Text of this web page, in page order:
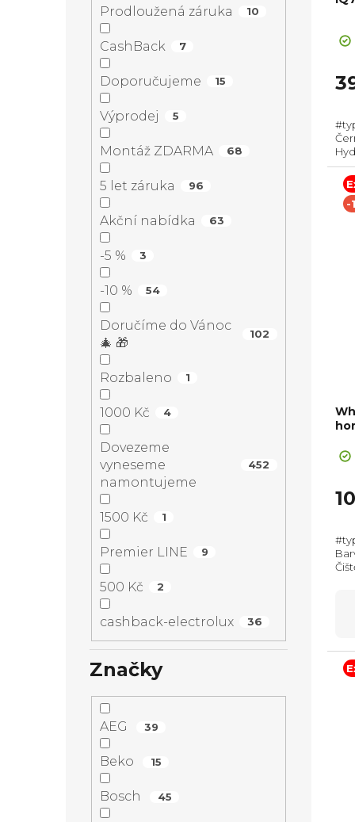
Prodloužená záruka 10
CashBack 7
Doporučujeme 15
Výprodej 5
Montáž ZDARMA 68
5 let záruka 96
Akční nabídka 63
-5 % 3
-10 % 54
Doručíme do Vánoc
🎄 🎁
102
Rozbaleno 1
1000 Kč 4
Dovezeme
vyneseme
namontujeme
452
1500 Kč 1
Premier LINE 9
500 Kč 2
cashback-electrolux 36
Značky
AEG 39
Beko 15
Bosch 45
u
k
t
ů
o
d
u
k
je
3,0
5
-